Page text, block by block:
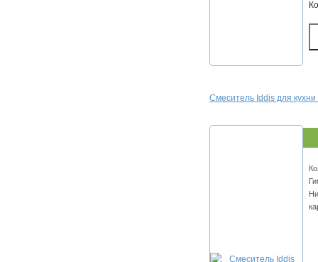
Смеситель Iddis для